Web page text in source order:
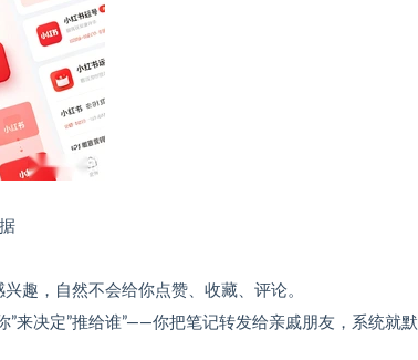
趣，自然不会给你点赞、收藏、评论。
来决定”推给谁”——你把笔记转发给亲戚朋友，系统就默